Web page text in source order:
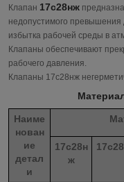
Клапан 17с28нж
недопустимого превышения
избытка рабочей среды в
Клапаны обеспечивают
рабочего давления.
Клапаны 17с28нж
Наиме
нован
ие
детал
и
17с28н
ж